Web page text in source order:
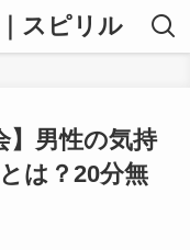
スピリル
】男性の気持
は？20分無